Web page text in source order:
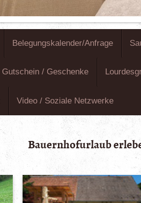
Belegungskalender/Anfrage
Gutschein / Geschenke
Video / Soziale Netzwerke
Bauernhofurlaub